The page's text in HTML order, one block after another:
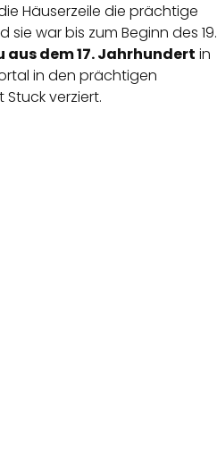
Häuserzeile die prächtige
sie war bis zum Beginn des 19.
dem 17. Jahrhundert in
in den prächtigen
verziert.